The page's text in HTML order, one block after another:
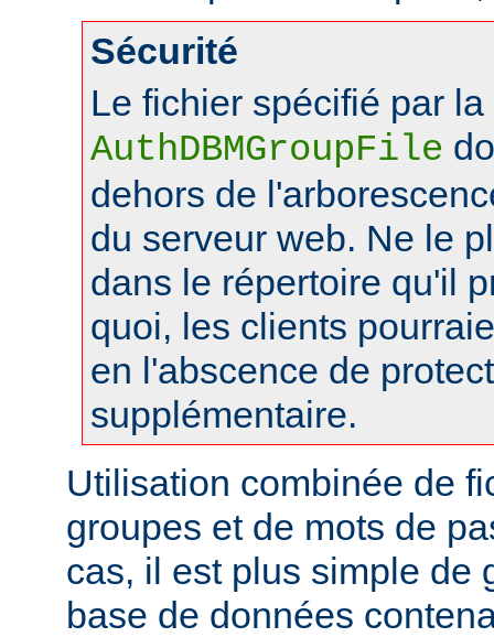
Sécurité
Le fichier spécifié par
AuthDBMGroupFile
dehors de
du serveur web. Ne le
dans le répertoire qu'il
quoi, les clients
en l'abscence de
supplémentaire.
Utilisation combinée de
groupes et de mots de
cas, il est plus simple de
base de données